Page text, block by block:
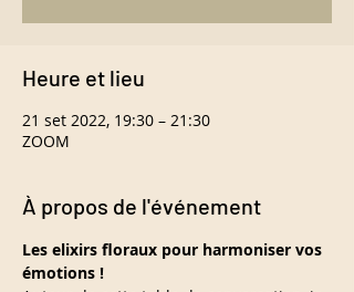
Heure et lieu
21 set 2022, 19:30 – 21:30
ZOOM
À propos de l'événement
Les elixirs floraux pour harmoniser vos
émotions !